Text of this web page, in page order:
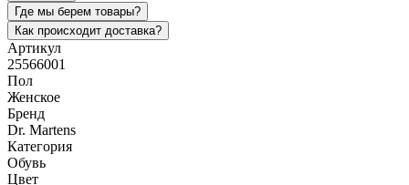
Где мы берем товары?
Как происходит доставка?
Артикул
25566001
Пол
Женское
Бренд
Dr. Martens
Категория
Обувь
Цвет